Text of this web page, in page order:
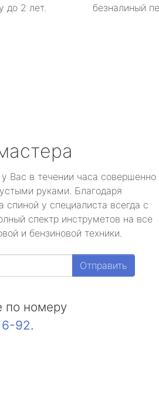
до 2 лет.
безналиный
Вас в течении часа совершенно
руками. Благодаря
у специалиста всегда с
спектр инструметов на все
и бензиновой техники.
Отправить
по номеру
92.